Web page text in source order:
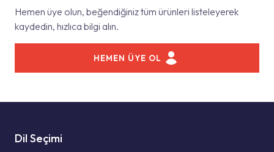
Hemen üye olun, beğendiğiniz tüm ürünleri listeleyerek
kaydedin, hızlıca bilgi alın.
HEMEN ÜYE OL
Dil Seçimi